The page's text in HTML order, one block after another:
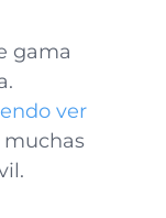
gama
ver
muchas